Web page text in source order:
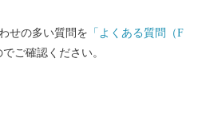
せの多い質問を 「よくある質問（F
ご確認ください。